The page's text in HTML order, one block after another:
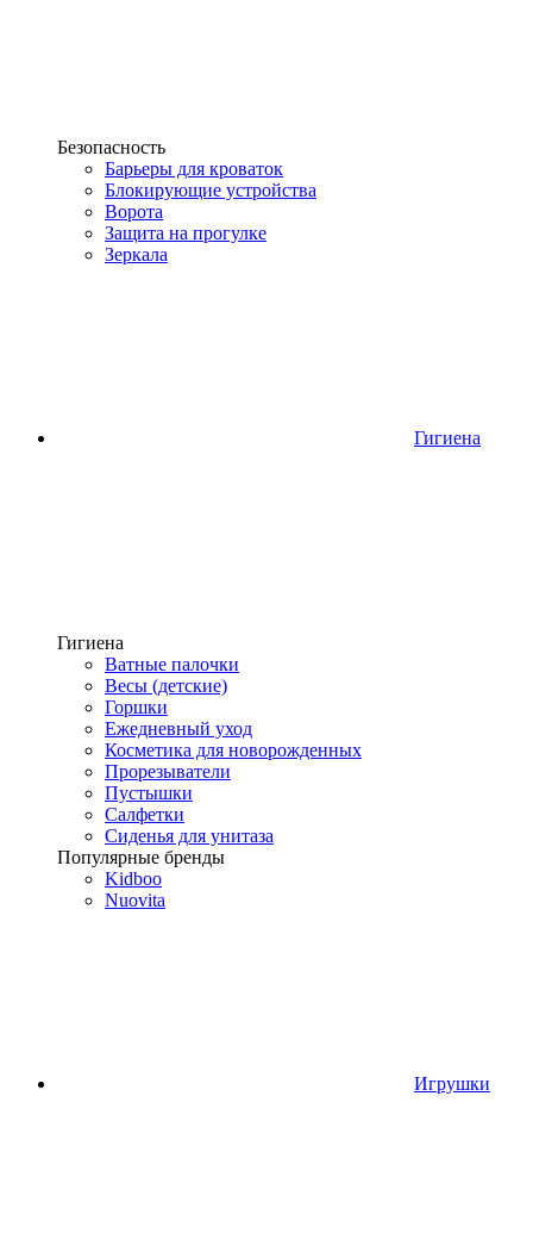
Безопасность
Барьеры для кроваток
Блокирующие устройства
Ворота
Защита на прогулке
Зеркала
Гигиена
Гигиена
Ватные палочки
Весы (детские)
Горшки
Ежедневный уход
Косметика для новорожденных
Прорезыватели
Пустышки
Салфетки
Сиденья для унитаза
Популярные бренды
Kidboo
Nuovita
Игрушки